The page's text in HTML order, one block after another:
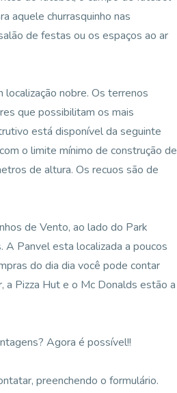
aquele churrasquinho nas
de festas ou os espaços ao ar
nobre. Os terrenos
que possibilitam os mais
está disponível da seguinte
o limite mínimo de construção de
de altura. Os recuos são de
de Vento, ao lado do Park
A Panvel esta localizada a poucos
do dia dia você pode contar
a Pizza Hut e o Mc Donalds estão a
Agora é possível!!
preenchendo o formulário.